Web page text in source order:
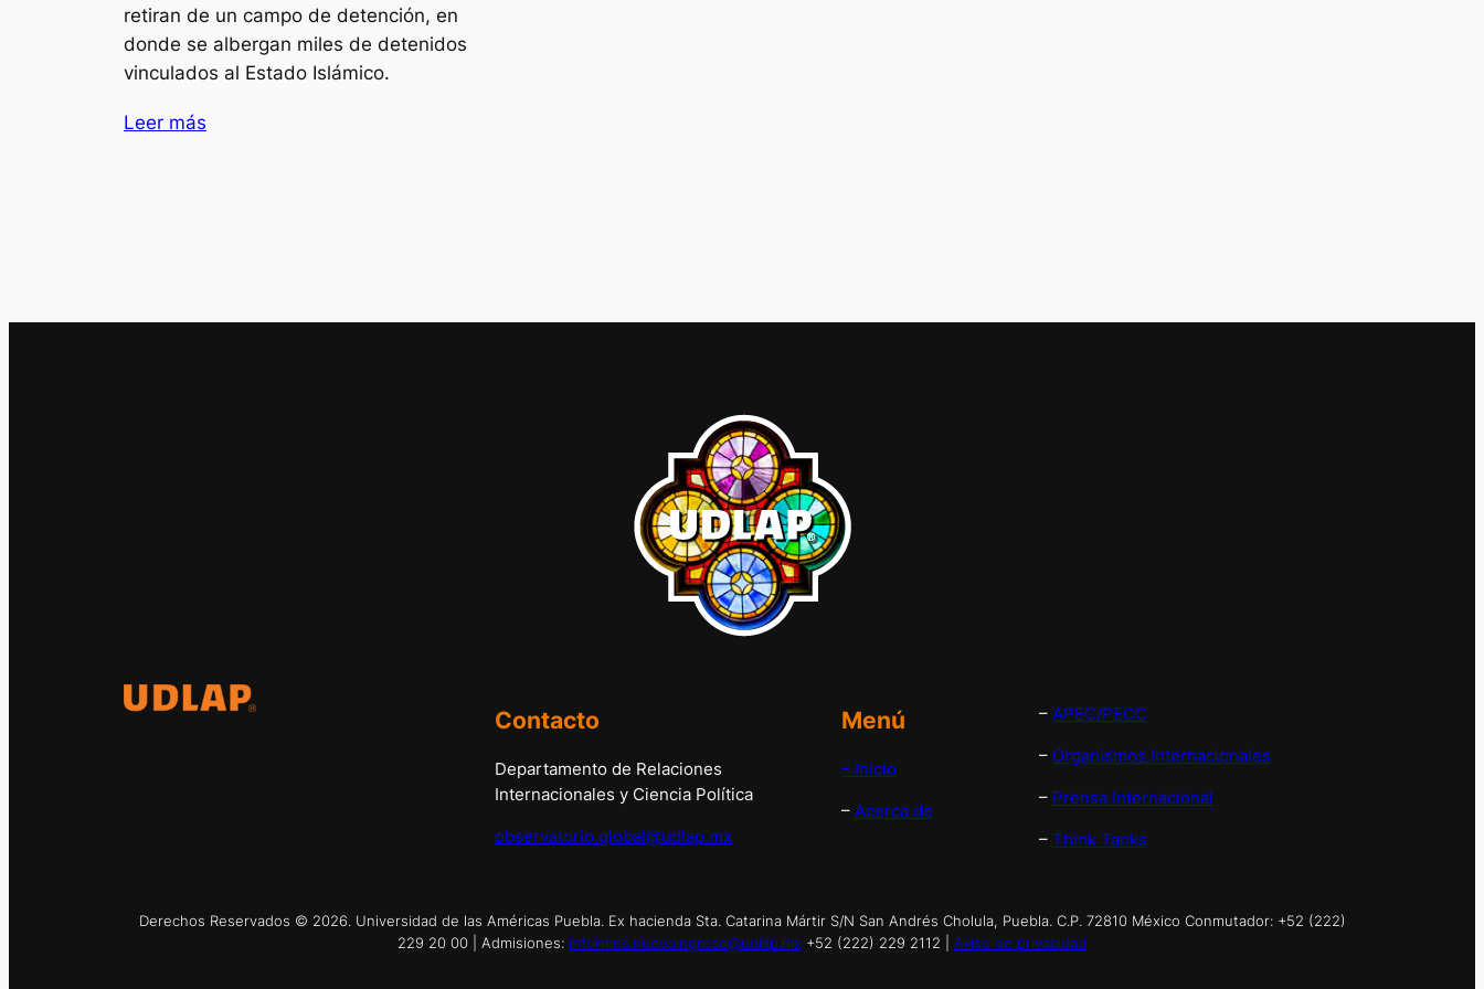
retiran de un campo de detención, en
donde se albergan miles de detenidos
vinculados al Estado Islámico.
Leer más
Contacto
Departamento de Relaciones
Internacionales y Ciencia Política
observatorio.global@udlap.mx
Menú
– Inicio
– Acerca de
– APEC/PECC
– Organismos Internacionales
– Prensa Internacional
– Think Tanks
Derechos Reservados © 2026. Universidad de las Américas Puebla. Ex hacienda Sta. Catarina Mártir S/N San Andrés Cholula, Puebla. C.P. 72810 México Conmutador: +52 (222)
229 20 00 | Admisiones: informes.nuevoingreso@udlap.mx +52 (222) 229 2112 | Aviso de privacidad